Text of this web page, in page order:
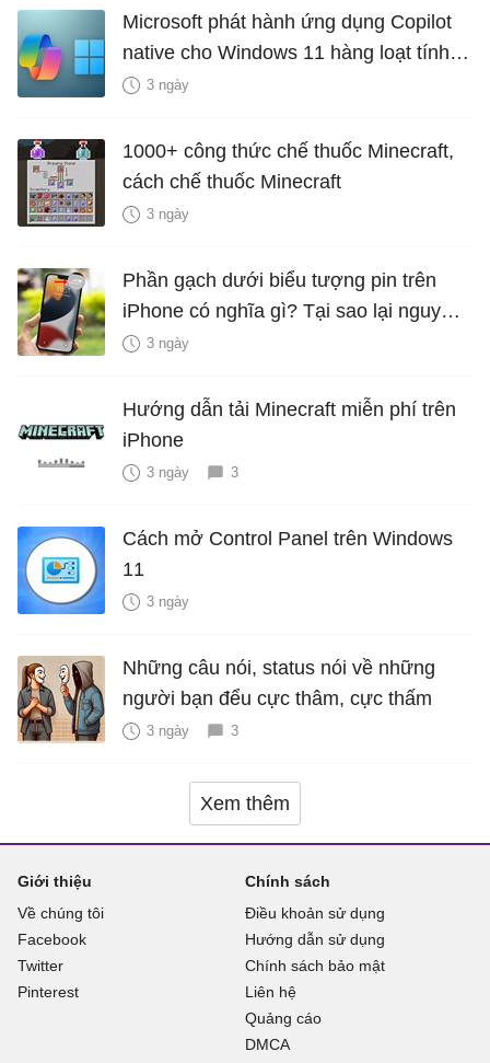
Microsoft phát hành ứng dụng Copilot
native cho Windows 11 hàng loạt tính
năng mới Hữu Ích
3 ngày
1000+ công thức chế thuốc Minecraft,
cách chế thuốc Minecraft
3 ngày
Phần gạch dưới biểu tượng pin trên
iPhone có nghĩa gì? Tại sao lại nguy
hiểm?
3 ngày
Hướng dẫn tải Minecraft miễn phí trên
iPhone
3 ngày 3
Cách mở Control Panel trên Windows
11
3 ngày
Những câu nói, status nói về những
người bạn đểu cực thâm, cực thấm
3 ngày 3
Xem thêm
Giới thiệu
Về chúng tôi
Facebook
Twitter
Pinterest
Chính sách
Điều khoản sử dụng
Hướng dẫn sử dụng
Chính sách bảo mật
Liên hệ
Quảng cáo
DMCA